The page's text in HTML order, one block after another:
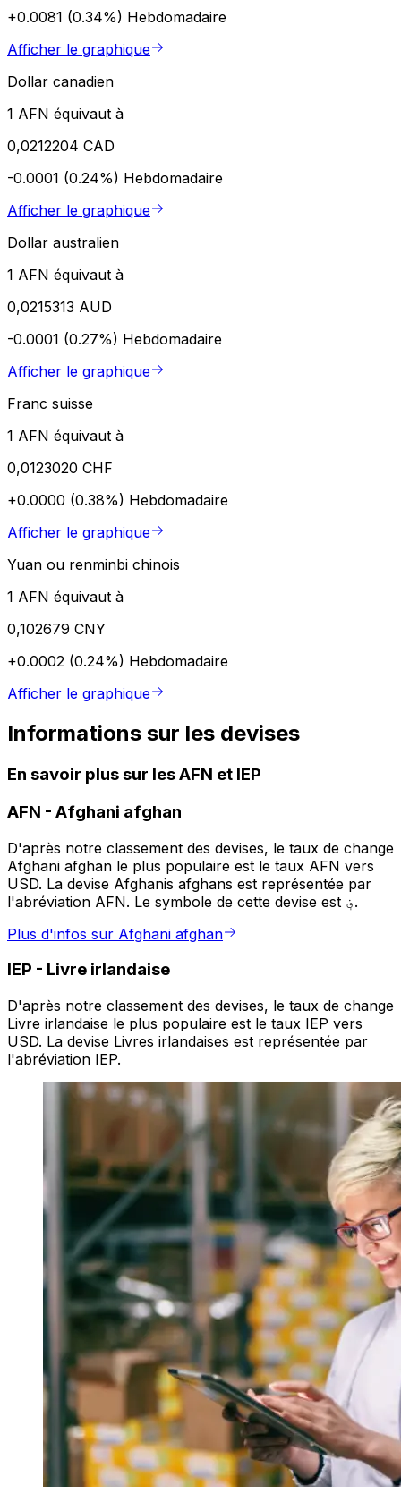
+0.0081 (0.34%) Hebdomadaire
Afficher le graphique
Dollar canadien
1 AFN équivaut à
0,0212204 CAD
-0.0001 (0.24%) Hebdomadaire
Afficher le graphique
Dollar australien
1 AFN équivaut à
0,0215313 AUD
-0.0001 (0.27%) Hebdomadaire
Afficher le graphique
Franc suisse
1 AFN équivaut à
0,0123020 CHF
+0.0000 (0.38%) Hebdomadaire
Afficher le graphique
Yuan ou renminbi chinois
1 AFN équivaut à
0,102679 CNY
+0.0002 (0.24%) Hebdomadaire
Afficher le graphique
Informations sur les devises
En savoir plus sur les AFN et IEP
AFN - Afghani afghan
D'après notre classement des devises, le taux de change
Afghani afghan le plus populaire est le taux AFN vers
USD. La devise Afghanis afghans est représentée par
l'abréviation AFN. Le symbole de cette devise est ؋.
Plus d'infos sur Afghani afghan
IEP - Livre irlandaise
D'après notre classement des devises, le taux de change
Livre irlandaise le plus populaire est le taux IEP vers
USD. La devise Livres irlandaises est représentée par
l'abréviation IEP.